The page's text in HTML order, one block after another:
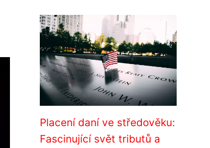
Placení daní ve středověku:
Fascinující svět tributů a